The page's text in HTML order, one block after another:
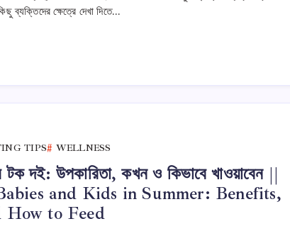
Side
Effects
ব্যক্তিদের ক্ষেত্রে দেখা দিতে…
TIPS WELLNESS
টক দই: উপকারিতা, কখন ও কিভাবে খাওয়াবেন ||
and Kids in Summer: Benefits,
How to Feed